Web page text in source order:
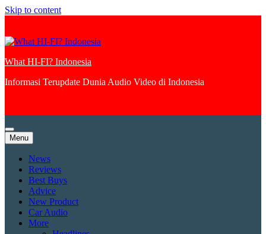
Skip to content
What HI-FI? Indonesia
Informasi Terupdate Dunia Audio Video di Indonesia
Menu
News
Reviews
Best Buys
Advice
New Product
Car Audio
More